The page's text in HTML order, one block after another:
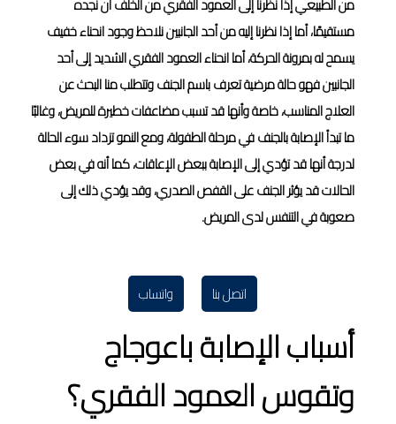
مستقيمًا، أما إذا نظرنا إليه من أحد الجانبين نلاحظ وجود انحناء خفيف
يسمح له بمرونة الحركة، أما انحناء العمود الفقري الشديد إلى أحد
الجانبين فهو حالة مرضية تعرف باسم الجنف وتتطلب منا البحث عن
العلاج المناسب، خاصة وأنها قد تسبب مضاعفات خطيرة للمريض، وغالبًا
ما تبدأ الإصابة بالجنف في مرحلة الطفولة، ومع النمو تزداد سوء الحالة
لدرجة أنها قد تؤدي إلى الإصابة ببعض الإعاقات، كما أنه في بعض
الحالات قد يؤثر الجنف على القفص الصدري، وقد يؤدي ذلك إلى
صعوبة في التنفس لدى المريض.
اتصل بنا واتساب
أسباب الإصابة باعوجاج
وتقوس العمود الفقري؟